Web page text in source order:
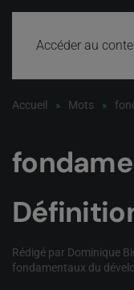
Accéder au
Accueil Mots
Rédigé par Dominique
fondamentaux du